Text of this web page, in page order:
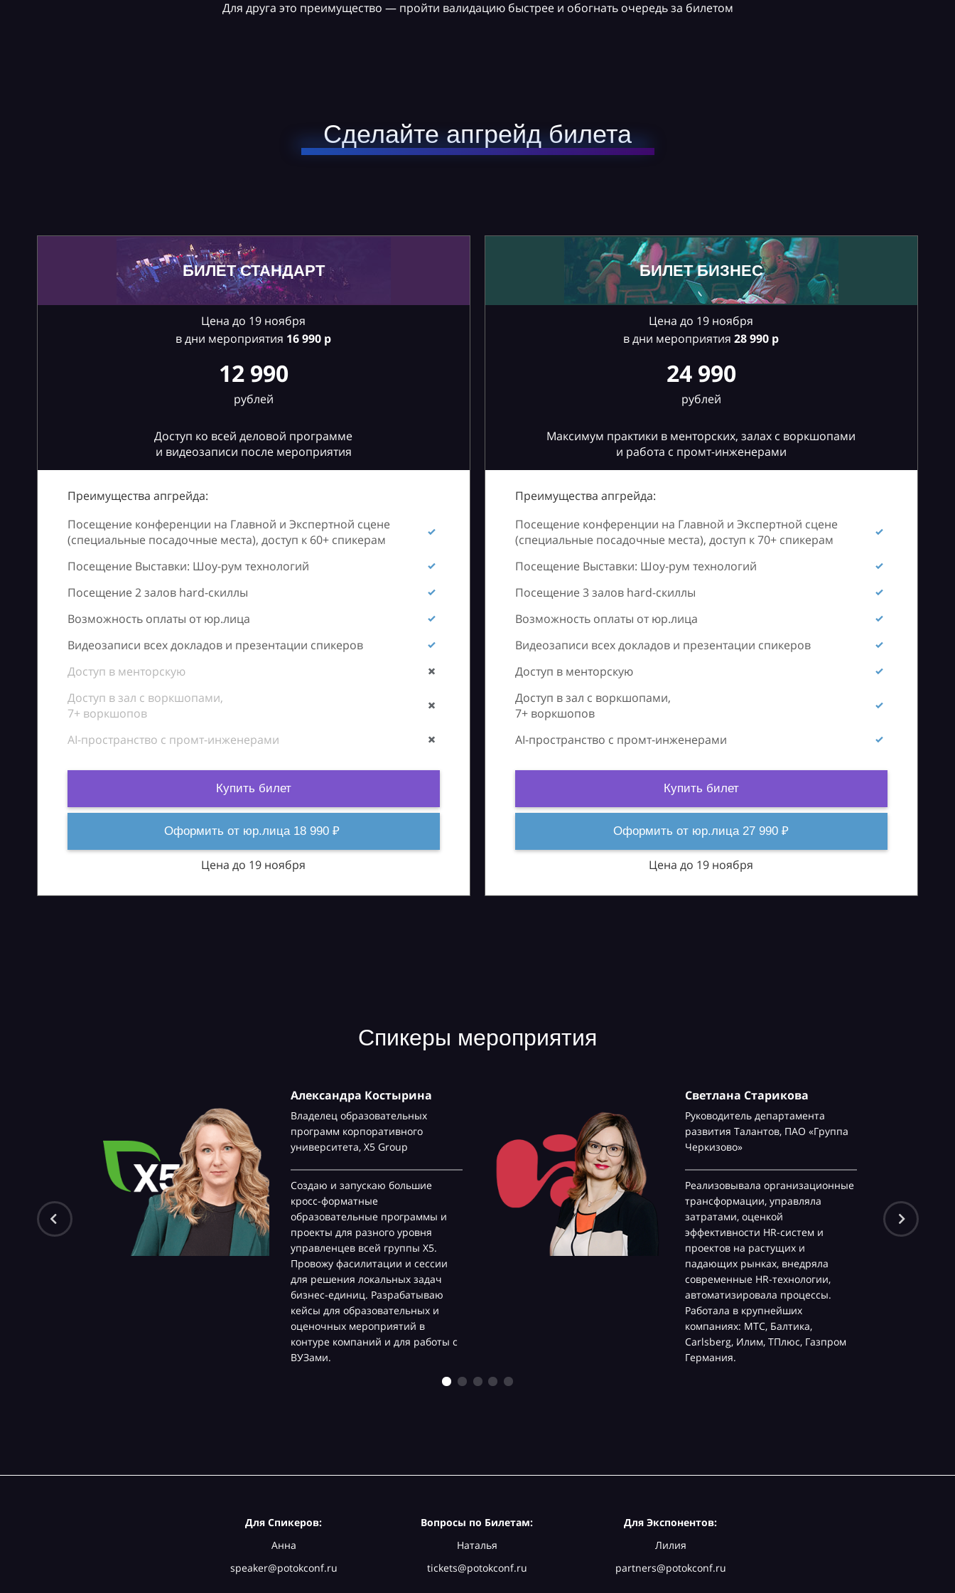
Для друга это преимущество — пройти валидацию быстрее и обогнать очередь за билетом
Сделайте апгрейд билета
БИЛЕТ СТАНДАРТ
Цена до 19 ноября
в дни мероприятия 16990 р
12 990
рублей
Доступ ко всей деловой программе
и видеозаписи после мероприятия
Преимущества апгрейда:
Посещение конференции на Главной и Экспертной сцене
(специальные посадочные места), доступ к 60+ спикерам
Посещение Выставки: Шоу-рум технологий
Посещение 2 залов hard-скиллы
Возможность оплаты от юр.лица
Видеозаписи всех докладов и презентации спикеров
Доступ в менторскую
Доступ в зал с воркшопами,
7+ воркшопов
AI-пространство с промт-инженерами
Купить билет
Оформить от юр.лица 18 990 ₽
Цена до 19 ноября
БИЛЕТ БИЗНЕС
Цена до 19 ноября
в дни мероприятия 28990 р
24 990
рублей
Максимум практики в менторских, залах с воркшопами
и работа с промт-инженерами
Преимущества апгрейда:
Посещение конференции на Главной и Экспертной сцене
(специальные посадочные места), доступ к 70+ спикерам
Посещение Выставки: Шоу-рум технологий
Посещение 3 залов hard-скиллы
Возможность оплаты от юр.лица
Видеозаписи всех докладов и презентации спикеров
Доступ в менторскую
Доступ в зал с воркшопами,
7+ воркшопов
AI-пространство с промт-инженерами
Купить билет
Оформить от юр.лица 27 990 ₽
Цена до 19 ноября
Спикеры мероприятия
Александра Костырина
Владелец образовательных
программ корпоративного
университета, Х5 Group
Создаю и запускаю большие
кросс-форматные
образовательные программы и
проекты для разного уровня
управленцев всей группы Х5.
Провожу фасилитации и сессии
для решения локальных задач
бизнес-единиц. Разрабатываю
кейсы для образовательных и
оценочных мероприятий в
контуре компаний и для работы с
ВУЗами.
Светлана Старикова
Руководитель департамента
развития Талантов, ПАО «Группа
Черкизово»
Реализовывала организационные
трансформации, управляла
затратами, оценкой
эффективности HR-систем и
проектов на растущих и
падающих рынках, внедряла
современные HR-технологии,
автоматизировала процессы.
Работала в крупнейших
компаниях: МТС, Балтика,
Carlsberg, Илим, ТПлюс, Газпром
Германия.
Для Спикеров:
Анна
speaker@potokconf.ru
Вопросы по Билетам:
Наталья
tickets@potokconf.ru
Для Экспонентов:
Лилия
partners@potokconf.ru